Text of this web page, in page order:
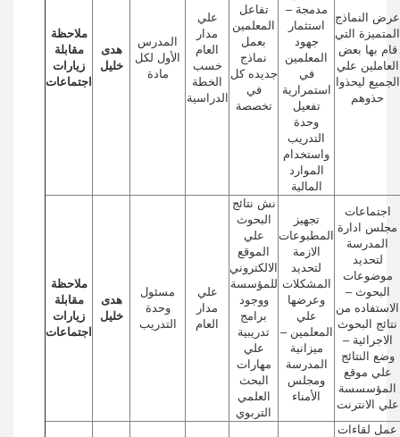
عرض النماذج
المتميزة التي
قام بها بعض
العاملين علي
الجميع ليحذوا
حذوهم
مدمجة –
استثمار
جهود
المعلمين
في
استمرارية
تفعيل
وحدة
التدريب
واستخدام
الموارد
المالية
تفاعل
المعلمين
بعمل
نماذج
جديده كل
في
تخصصة
علي
مدار
العام
خسب
الخطة
الدراسية
المدرس
الأول لكل
مادة
هدى
خليل
ملاحظة
مقابلة
زيارات
اجتماعات
اجتماعات
مجلس ادارة
المدرسة
لتحديد
موضوعات
البحوث –
الاستفاده من
نتائج البحوث
الاجرائية –
وضع النتائج
علي موقع
المؤسسسة
علي الانترنت
تجهيز
المطبوعات
الازمة
لتحديد
المشكلات
وعرضها
علي
المعلمين –
ميزانية
المدرسة
ومجلس
الأمناء
نش نتائج
البحوث
علي
الموقع
الالكتروني
للمؤسسة
ووجود
برامج
تدريبية
علي
مهارات
البحث
العلمي
التربوي
علي
مدار
العام
مسئول
وحدة
التدريب
هدى
خليل
ملاحظة
مقابلة
زيارات
اجتماعات
عمل لقاءات